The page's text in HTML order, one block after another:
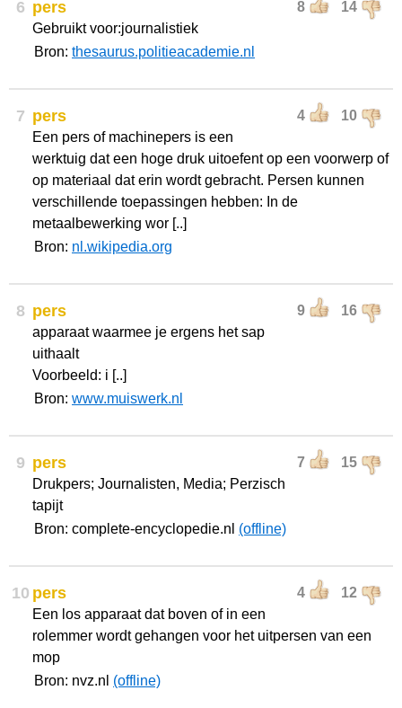
6 8 14
pers
Gebruikt voor:journalistiek
Bron: thesaurus.politieacademie.nl
7 4 10
pers
Een pers of machinepers is een
werktuig dat een hoge druk uitoefent op een voorwerp of
op materiaal dat erin wordt gebracht. Persen kunnen
verschillende toepassingen hebben: In de
metaalbewerking wor [..]
Bron: nl.wikipedia.org
8 9 16
pers
apparaat waarmee je ergens het sap
uithaalt
Voorbeeld: i [..]
Bron: www.muiswerk.nl
9 7 15
pers
Drukpers; Journalisten, Media; Perzisch
tapijt
Bron: complete-encyclopedie.nl (offline)
10 4 12
pers
Een los apparaat dat boven of in een
rolemmer wordt gehangen voor het uitpersen van een
mop
Bron: nvz.nl (offline)